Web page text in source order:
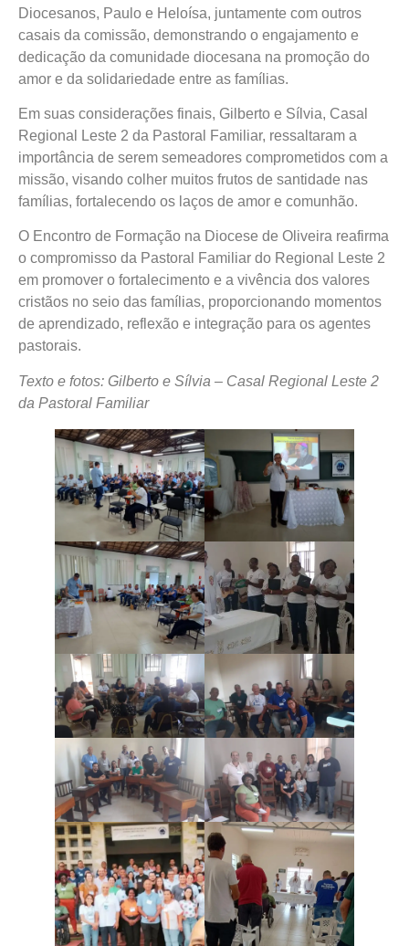
Diocesanos, Paulo e Heloísa, juntamente com outros
casais da comissão, demonstrando o engajamento e
dedicação da comunidade diocesana na promoção do
amor e da solidariedade entre as famílias.
Em suas considerações finais, Gilberto e Sílvia, Casal
Regional Leste 2 da Pastoral Familiar, ressaltaram a
importância de serem semeadores comprometidos com a
missão, visando colher muitos frutos de santidade nas
famílias, fortalecendo os laços de amor e comunhão.
O Encontro de Formação na Diocese de Oliveira reafirma
o compromisso da Pastoral Familiar do Regional Leste 2
em promover o fortalecimento e a vivência dos valores
cristãos no seio das famílias, proporcionando momentos
de aprendizado, reflexão e integração para os agentes
pastorais.
Texto e fotos: Gilberto e Sílvia – Casal Regional Leste 2
da Pastoral Familiar